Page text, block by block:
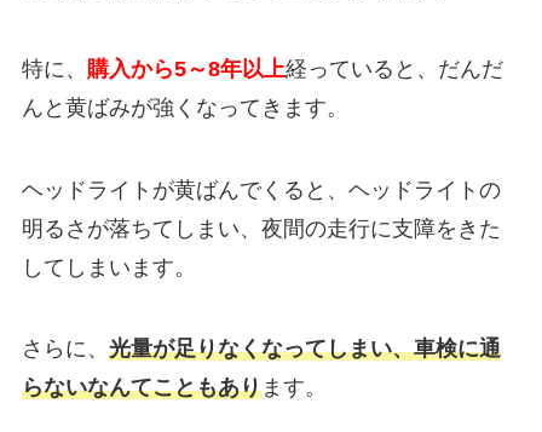
特に、 購入から5～8年以上経っていると、だんだ
んと黄ばみが強くなってきます。
ヘッドライトが黄ばんでくると、ヘッドライトの
明るさが落ちてしまい、夜間の走行に支障をきた
してしまいます。
さらに、 光量が足りなくなってしまい、車検に通
らないなんてこともあります。